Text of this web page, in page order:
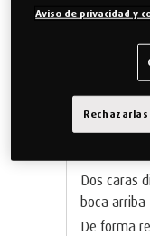
El
Dos caras
boca arriba
De forma
Aviso de privacidad y